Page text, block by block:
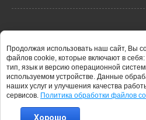
2026 © Ф-
Продолжая использовать наш сайт, Вы
файлов cookie, которые включают в
тип, язык и версию операционной
используемом устройстве. Данные
наших услуг и улучшения качества
сервисов. Политика обработки файлов
Хорошо